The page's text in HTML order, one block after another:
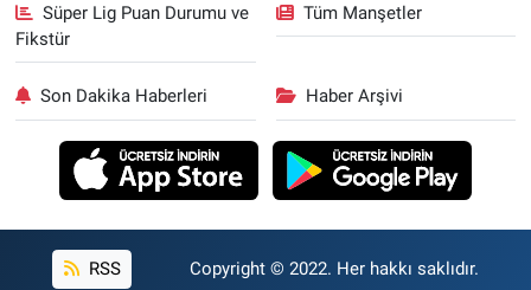
Süper Lig Puan Durumu ve
Fikstür
Tüm Manşetler
Son Dakika Haberleri Haber Arşivi
RSS Copyright © 2022. Her hakkı saklıdır.